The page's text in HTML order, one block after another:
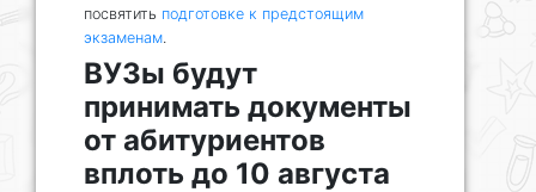
посвятить подготовке к предстоящим
экзаменам
ВУЗы будут
принимать документы
от абитуриентов
вплоть до 10 августа